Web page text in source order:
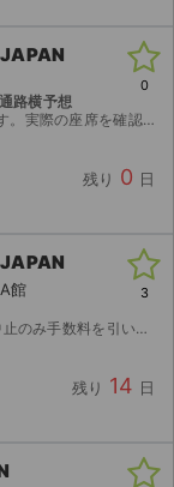
路横予想
なため加入をお願い致します。当日待ち合わせ時に加入さ...
残り 0 日
0
館
運休などその他の理由での返金は一切お受けしません...
残り 14 日
3